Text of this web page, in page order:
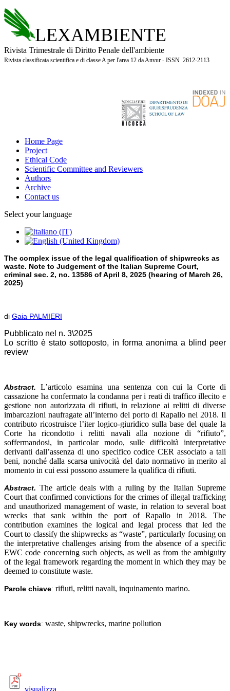
LEXAMBIENTE
Rivista Trimestrale di Diritto Penale dell'ambiente
Rivista classificata scientifica e di classe A per l'area 12 da Anvur - ISSN 2612-2113
Home Page
Project
Ethical Code
Scientific Committee and Reviewers
Authors
Archive
Contact us
Select your language
The complex issue of the legal qualification of shipwrecks as
waste. Note to Judgement of the Italian Supreme Court,
criminal sec. 2, no. 13586 of April 8, 2025 (hearing of March 26,
2025)
di Gaia PALMIERI
Pubblicato nel n. 3\2025
Lo scritto è stato sottoposto, in forma anonima a blind peer
review
Abstract. L’articolo esamina una sentenza con cui la Corte di
cassazione ha confermato la condanna per i reati di traffico illecito e
gestione non autorizzata di rifiuti, in relazione ai relitti di diverse
imbarcazioni naufragate all’interno del porto di Rapallo nel 2018. Il
contributo ricostruisce l’iter logico-giuridico sulla base del quale la
Corte ha ricondotto i relitti navali alla nozione di “rifiuto”,
soffermandosi, in particolar modo, sulle difficoltà interpretative
derivanti dall’assenza di uno specifico codice CER associato a tali
beni, nonché dalla scarsa univocità del dato normativo in merito al
momento in cui essi possono assumere la qualifica di rifiuti.
Abstract.The article deals with a ruling by the Italian Supreme
Court that confirmed convictions for the crimes of illegal trafficking
and unauthorized management of waste, in relation to several boat
wrecks that sank within the port of Rapallo in 2018. The
contribution examines the logical and legal process that led the
Court to classify the shipwrecks as “waste”, particularly focusing on
the interpretative challenges arising from the absence of a specific
EWC code concerning such objects, as well as from the ambiguity
of the legal framework regarding the moment in which they may be
deemed to constitute waste.
Parole chiave: rifiuti, relitti navali, inquinamento marino.
Key words: waste, shipwrecks, marine pollution
visualizza